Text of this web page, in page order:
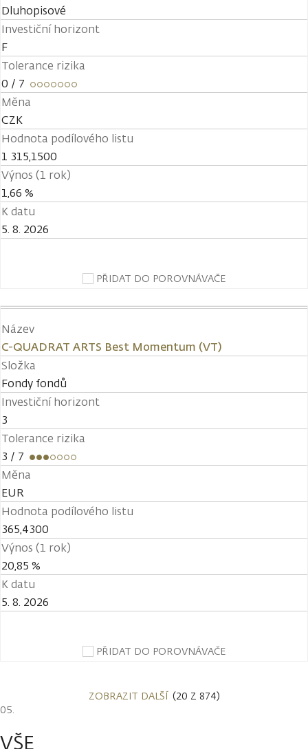
Dluhopisové
Investiční horizont
F
Tolerance rizika
0 / 7
Měna
CZK
Hodnota podílového listu
1 315,1500
Výnos (1 rok)
1,66 %
K datu
5. 8. 2026
PŘIDAT DO POROVNÁVAČE
Název
C-QUADRAT ARTS Best Momentum (VT)
Složka
Fondy fondů
Investiční horizont
3
Tolerance rizika
3 / 7
Měna
EUR
Hodnota podílového listu
365,4300
Výnos (1 rok)
20,85 %
K datu
5. 8. 2026
PŘIDAT DO POROVNÁVAČE
ZOBRAZIT DALŠÍ (20 Z 874)
VŠE